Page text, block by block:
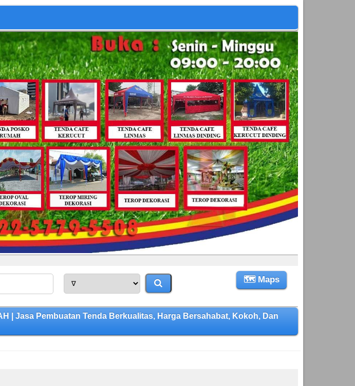
🗺 Maps
| Jasa Pembuatan Tenda Berkualitas, Harga Bersahabat, Kokoh, Dan